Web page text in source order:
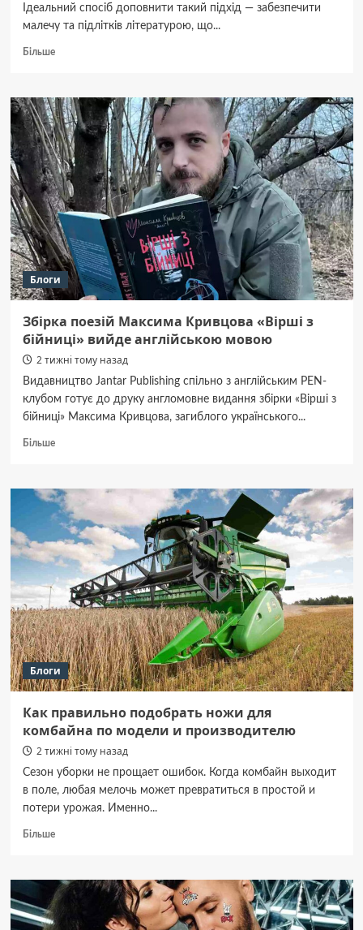
Ідеальний спосіб доповнити такий підхід — забезпечити
малечу та підлітків літературою, що...
БільшеДокладніше
для
дитячої
творчості,
або
Нудьгувати
немає
часу
Блоги
Збірка поезій Максима Кривцова «Вірші з
бійниці» вийде англійською мовою
2 тижні тому назад
Видавництво Jantar Publishing спільно з англійським PEN-
клубом готує до друку англомовне видання збірки «Вірші з
бійниці» Максима Кривцова, загиблого українського...
БільшеДокладніше
поезій
Максима
Кривцова
«Вірші
з
бійниці»
вийде
англійською
мовою
Блоги
Как правильно подобрать ножи для
комбайна по модели и производителю
2 тижні тому назад
Сезон уборки не прощает ошибок. Когда комбайн выходит
в поле, любая мелочь может превратиться в простой и
потери урожая. Именно...
БільшеДокладніше
правильно
подобрать
ножи
для